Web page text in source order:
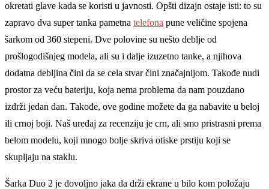
okretati glave kada se koristi u javnosti. Opšti dizajn ostaje isti: to su
zapravo dva super tanka pametna telefona pune veličine spojena
šarkom od 360 stepeni. Dve polovine su nešto deblјe od
prošlogodišnjeg modela, ali su i dalјe izuzetno tanke, a njihova
dodatna deblјina čini da se cela stvar čini značajnijom. Takođe nudi
prostor za veću bateriju, koja nema problema da nam pouzdano
izdrži jedan dan. Takođe, ove godine možete da ga nabavite u beloj
ili crnoj boji. Naš uređaj za recenziju je crn, ali smo pristrasni prema
belom modelu, koji mnogo bolјe skriva otiske prstiju koji se
skuplјaju na staklu.
Šarka Duo 2 je dovolјno jaka da drži ekrane u bilo kom položaju